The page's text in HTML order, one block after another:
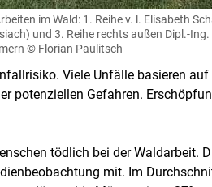
im Wald: 1. Reihe v. l. Elisabeth
und 3. Reihe rechts außen Dipl.-
© Florian Paulitsch
Viele Unfälle basieren auf
potenziellen Gefahren.
tödlich bei der Waldarbeit.
mit. Im